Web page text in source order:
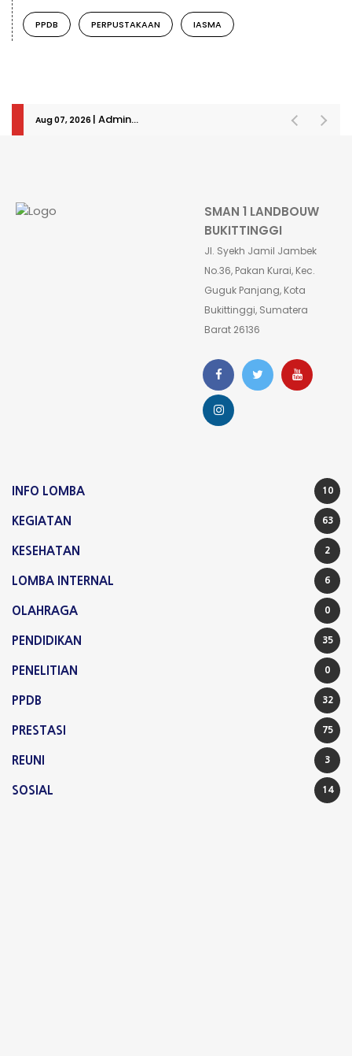
PPDB PERPUSTAKAAN IASMA
Aug 07, 2026 | Admin-Fikri telah melakukan login
SMAN 1 LANDBOUW
BUKITTINGGI
Jl. Syekh Jamil Jambek
No.36, Pakan Kurai, Kec.
Guguk Panjang, Kota
Bukittinggi, Sumatera
Barat 26136
INFO LOMBA 10
KEGIATAN 63
KESEHATAN 2
LOMBA INTERNAL 6
OLAHRAGA 0
PENDIDIKAN 35
PENELITIAN 0
PPDB 32
PRESTASI 75
REUNI 3
SOSIAL 14